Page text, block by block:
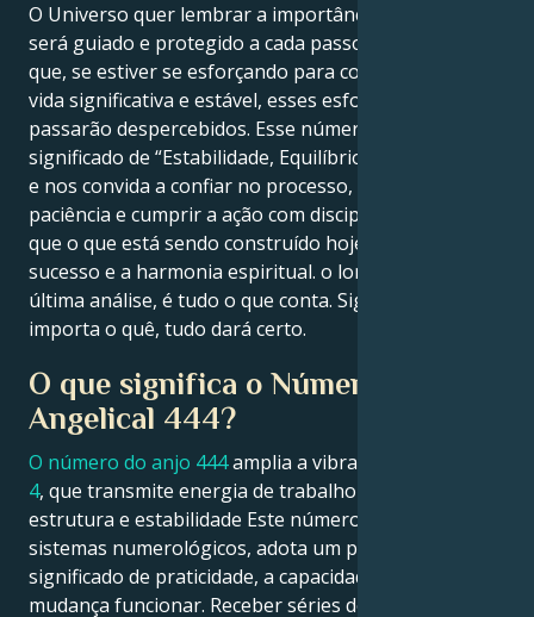
O Universo quer lembrar a importância de que você
será guiado e protegido a cada passo do caminho e
que, se estiver se esforçando para construir uma
vida significativa e estável, esses esforços não
passarão despercebidos. Esse número carrega um
significado de “Estabilidade, Equilíbrio, Força Interior”
e nos convida a confiar no processo, manter a
paciência e cumprir a ação com disciplina, sabendo
que o que está sendo construído hoje sustentará o
sucesso e a harmonia espiritual. o longo prazo, em
última análise, é tudo o que conta. Significa que, não
importa o quê, tudo dará certo.
O que significa o Número
Angelical 444?
O número do anjo 444amplia a vibração do
4, que transmite energia de trabalho árduo,
estrutura e estabilidade Este número, para muitos
sistemas numerológicos, adota um pouco o
significado de praticidade, a capacidade de fazer a
mudança funcionar. Receber séries do número